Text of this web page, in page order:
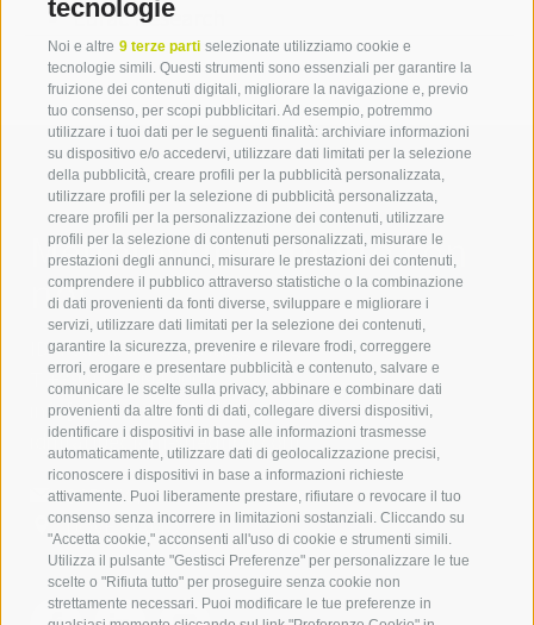
tecnologie
Noi e altre 9 terze parti selezionate utilizziamo cookie e
tecnologie simili. Questi strumenti sono essenziali per garantire la
fruizione dei contenuti digitali, migliorare la navigazione e, previo
tuo consenso, per scopi pubblicitari. Ad esempio, potremmo
utilizzare i tuoi dati per le seguenti finalità: archiviare informazioni
su dispositivo e/o accedervi, utilizzare dati limitati per la selezione
della pubblicità, creare profili per la pubblicità personalizzata,
utilizzare profili per la selezione di pubblicità personalizzata,
creare profili per la personalizzazione dei contenuti, utilizzare
profili per la selezione di contenuti personalizzati, misurare le
prestazioni degli annunci, misurare le prestazioni dei contenuti,
comprendere il pubblico attraverso statistiche o la combinazione
di dati provenienti da fonti diverse, sviluppare e migliorare i
servizi, utilizzare dati limitati per la selezione dei contenuti,
garantire la sicurezza, prevenire e rilevare frodi, correggere
errori, erogare e presentare pubblicità e contenuto, salvare e
comunicare le scelte sulla privacy, abbinare e combinare dati
provenienti da altre fonti di dati, collegare diversi dispositivi,
identificare i dispositivi in base alle informazioni trasmesse
automaticamente, utilizzare dati di geolocalizzazione precisi,
riconoscere i dispositivi in base a informazioni richieste
attivamente. Puoi liberamente prestare, rifiutare o revocare il tuo
consenso senza incorrere in limitazioni sostanziali. Cliccando su
"Accetta cookie," acconsenti all'uso di cookie e strumenti simili.
Utilizza il pulsante "Gestisci Preferenze" per personalizzare le tue
scelte o "Rifiuta tutto" per proseguire senza cookie non
strettamente necessari. Puoi modificare le tue preferenze in
Eurac Research
Mettetevi in contatto con
noi
IDM Südtirol - Alto Adige
+39 0471 094 000
info[at]idm-suedtirol.com
idm[at]pec.idm-suedtirol.com
SCRIVICI
DOVE SIAMO